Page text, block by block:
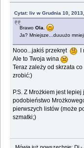
Cytat: liv w Grudnia 10,
Brawo Ola.
Ja? Mniejsze...duuużo
Nooo...jakiś przekręt
I
Ale to Twoja wina
Teraz zależy od skrzata
zrobić:)
P.S. Z Mrożkiem jest
podobieństwo
pierwszych listów (może
szmatki;)